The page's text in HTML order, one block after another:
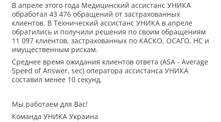
В апреле этого года Медицинский ассистанс УНИКА
обработал 43 476 обращений от застрахованных
клиентов. В Технический ассистанс УНИКА в апреле
обратились и получили решения по своим обращениям
11 097 клиентов, застрахованных по КАСКО, ОСАГО, НС и
имущественным рискам.
Среднее время ожидания клиентов ответа (ASA - Average
Speed of Answer, sec) оператора ассистанса УНИКА
составил менее 10 секунд.
Мы работаем для Вас!
Команда УНИКА Украина